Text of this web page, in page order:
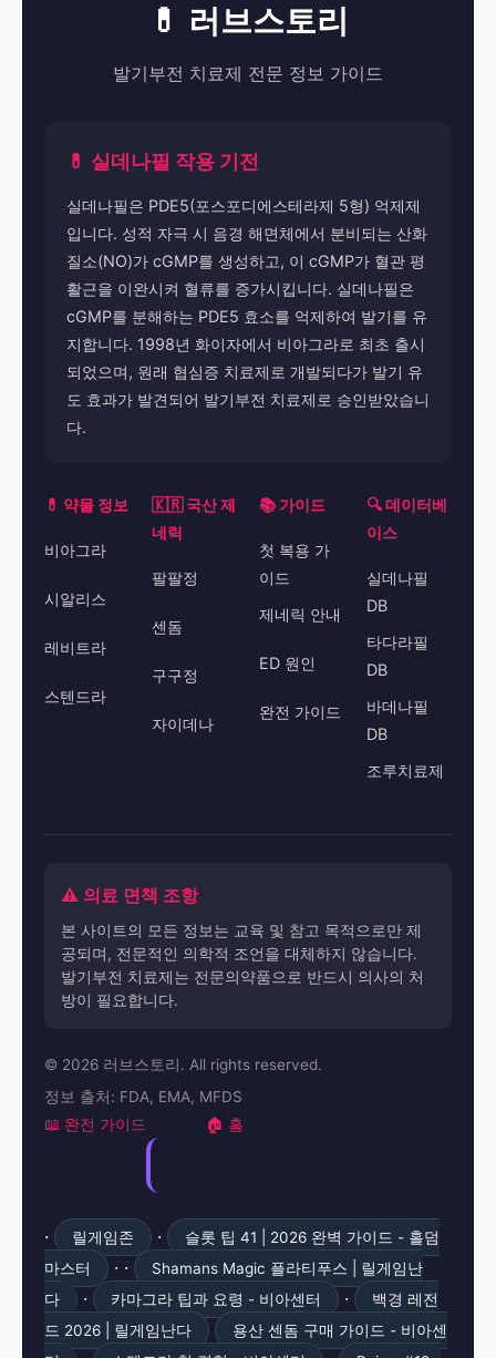
💊 러브스토리
발기부전 치료제 전문 정보 가이드
💊 실데나필 작용 기전
실데나필은 PDE5(포스포디에스테라제 5형) 억제제
입니다. 성적 자극 시 음경 해면체에서 분비되는 산화
질소(NO)가 cGMP를 생성하고, 이 cGMP가 혈관 평
활근을 이완시켜 혈류를 증가시킵니다. 실데나필은
cGMP를 분해하는 PDE5 효소를 억제하여 발기를 유
지합니다. 1998년 화이자에서 비아그라로 최초 출시
되었으며, 원래 협심증 치료제로 개발되다가 발기 유
도 효과가 발견되어 발기부전 치료제로 승인받았습니
다.
💊 약물 정보
비아그라
시알리스
레비트라
스텐드라
🇰🇷 국산 제
네릭
팔팔정
센돔
구구정
자이데나
📚 가이드
첫 복용 가
이드
제네릭 안내
ED 원인
완전 가이드
🔍 데이터베
이스
실데나필
DB
타다라필
DB
바데나필
DB
조루치료제
⚠️ 의료 면책 조항
본 사이트의 모든 정보는 교육 및 참고 목적으로만 제
공되며, 전문적인 의학적 조언을 대체하지 않습니다.
발기부전 치료제는 전문의약품으로 반드시 의사의 처
방이 필요합니다.
© 2026 러브스토리. All rights reserved.
정보 출처: FDA, EMA, MFDS
📖 완전 가이드 🏠 홈
· 릴게임존 ·
슬롯 팁 41 | 2026 완벽 가이드 - 홀덤
마스터
· ·
Shamans Magic 플라티푸스 | 릴게임난
다
· 카마그라 팁과 요령 - 비아센터 ·
백경 레전
드 2026 | 릴게임난다
용산 센돔 구매 가이드 - 비아센